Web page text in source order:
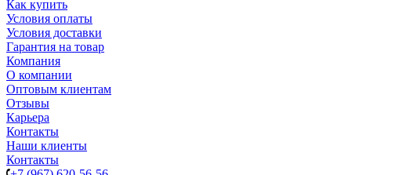
Как купить
Условия оплаты
Условия доставки
Гарантия на товар
Компания
О компании
Оптовым клиентам
Отзывы
Карьера
Контакты
Наши клиенты
Контакты